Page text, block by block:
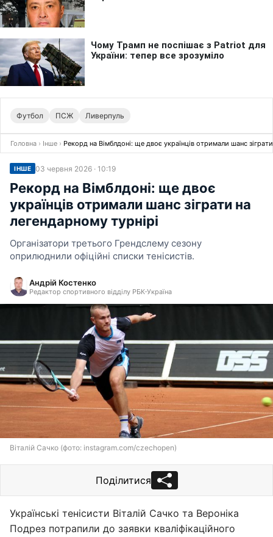
Футбол ПСЖ Ливерпуль
Головна › Інше › Рекорд на Вімблдоні: ще двоє українців отримали шанс
ІНШЕ 03 червня 2026 · 10:19
Рекорд на Вімблдоні: ще двоє
українців отримали шанс зіграти на
легендарному турнірі
Організатори третього Грендслему сезону
оприлюднили офіційні списки тенісистів.
Андрій Костенко
Редактор спортивного відділу РБК-Україна
Віталій Сачко (фото: instagram.com/czechopen)
Поділитися
Українські тенісисти Віталій Сачко та Вероніка
Подрез потрапили до заявки кваліфікаційного